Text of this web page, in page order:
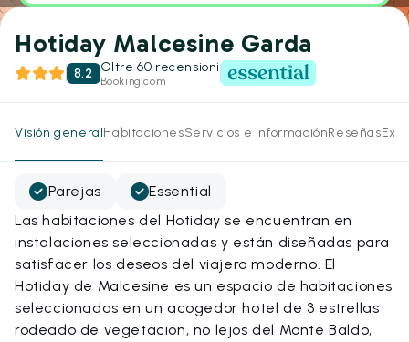
Hotiday Malcesine Garda
8.2 Oltre 60 recensioni
Booking.com
Visión generalHabitacionesServicios e informaciónReseñas
Parejas
Essential
Las habitaciones del Hotiday se encuentran en
instalaciones seleccionadas y están diseñadas para
satisfacer los deseos del viajero moderno. El
Hotiday de Malcesine es un espacio de habitaciones
seleccionadas en un acogedor hotel de 3 estrellas
rodeado de vegetación, no lejos del Monte Baldo,